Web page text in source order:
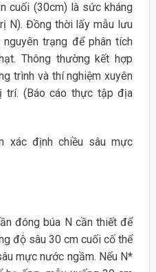
cuối (30cm) là sức kháng
N). Đồng thời lấy mẫu lưu
trạng để phân tích
Thông thường kết hợp
trình và thí nghiệm xuyên
trí. (Báo cáo thực tập địa
xác định chiều sâu mực
đóng búa N cần thiết để
độ sâu 30 cm cuối cố thể
mực nước ngầm. Nếu N*